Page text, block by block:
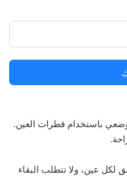
باستخدام قطرات العين.
عادة أقل من 10 دقائق لكل عين، ولا تتطلب البقاء